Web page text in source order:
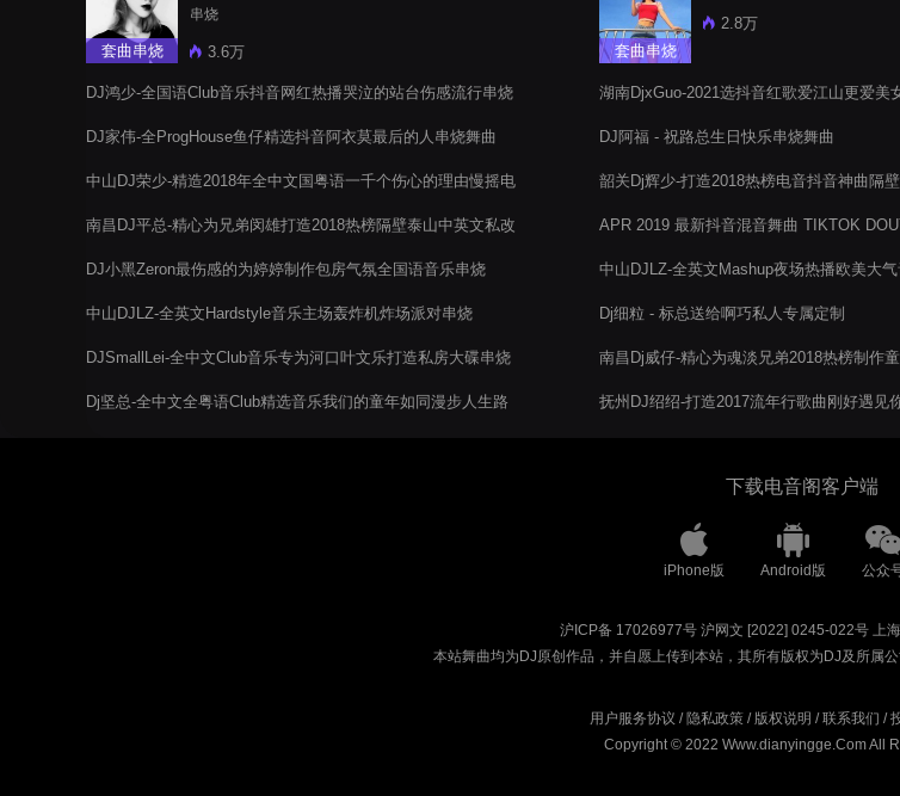
套曲串烧
串烧
3.6万
DJ鸿少-全国语Club音乐抖音网红热播哭泣的站台伤感流行串烧
DJ家伟-全ProgHouse鱼仔精选抖音阿衣莫最后的人串烧舞曲
中山DJ荣少-精造2018年全中文国粤语一千个伤心的理由慢摇电
南昌DJ平总-精心为兄弟闵雄打造2018热榜隔壁泰山中英文私改
DJ小黑Zeron最伤感的为婷婷制作包房气氛全国语音乐串烧
中山DJLZ-全英文Hardstyle音乐主场轰炸机炸场派对串烧
DJSmallLei-全中文Club音乐专为河口叶文乐打造私房大碟串烧
Dj坚总-全中文全粤语Club精选音乐我们的童年如同漫步人生路
套曲串烧
2.8万
湖南DjxGuo-2021选抖音红歌爱江山更爱美
DJ阿福 - 祝路总生日快乐串烧舞曲
韶关Dj辉少-打造2018热榜电音抖音神曲隔
APR 2019 最新抖音混音舞曲 TIKTOK
中山DJLZ-全英文Mashup夜场热播欧美大
Dj细粒 - 标总送给啊巧私人专属定制
南昌Dj威仔-精心为魂淡兄弟2018热榜制作
抚州DJ绍绍-打造2017流年行歌曲刚好遇见
下载电音阁客户端
iPhone版 Android版 公众
沪ICP备 17026977号 沪网文 [2022] 0245-022号 上
本站舞曲均为DJ原创作品，并自愿上传到本站，其所有版权为DJ及所属
用户服务协议 / 隐私政策/ 版权说明 /联系我们 /
Copyright © 2022 Www.dianyingge.Com All